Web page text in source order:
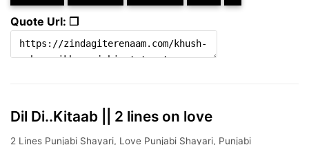
Quote Url: ❐
Dil Di..Kitaab || 2 lines on love
2 Lines Punjabi Shayari, Love Punjabi Shayari, Punjabi